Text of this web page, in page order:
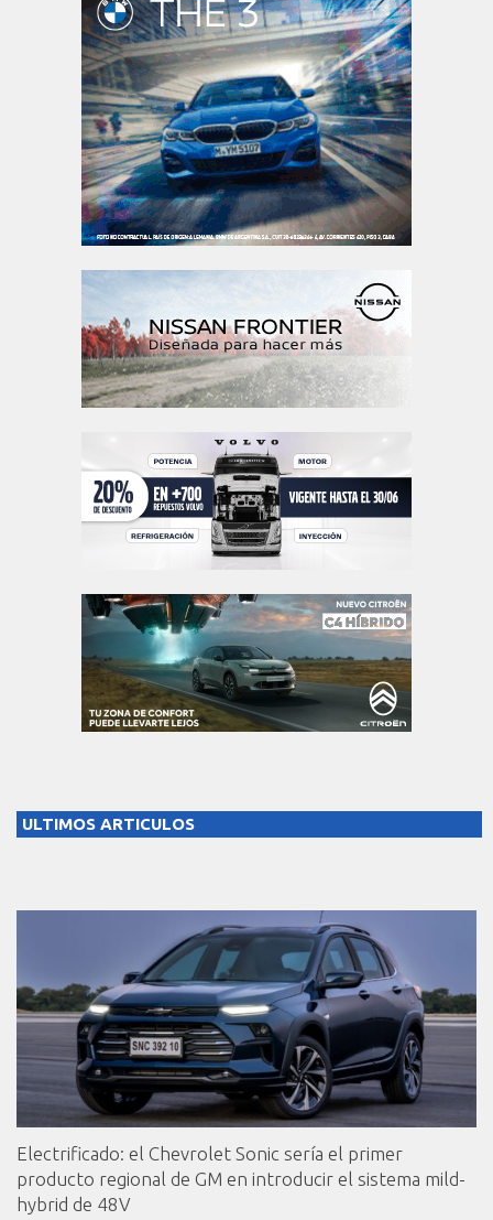
ULTIMOS ARTICULOS
Electrificado: el Chevrolet Sonic sería el primer
producto regional de GM en introducir el sistema mild-
hybrid de 48V